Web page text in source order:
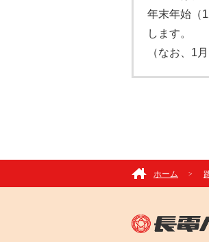
年末年始（
します。
（なお、1
ホーム